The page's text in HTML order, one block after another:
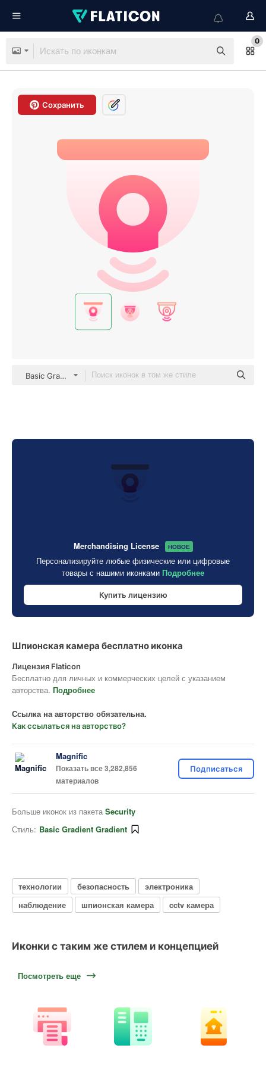
0
Сохранить
Basic Gradient Gradient
Merchandising License НОВОЕ
Персонализируйте любые физические или цифровые
товары с нашими иконками Подробнее
Купить лицензию
Шпионская камера бесплатно иконка
Лицензия Flaticon
Бесплатно для личных и коммерческих целей с указанием
авторства. Подробнее
Ссылка на авторство обязательна.
Как ссылаться на авторство?
Magnific
Показать все 3,282,856
материалов
Подписаться
Больше иконок из пакета Security
Стиль: Basic Gradient Gradient
технологии безопасность
электроника
наблюдение
шпионская камера cctv камера
Иконки с таким же стилем и концепцией
Посмотреть еще